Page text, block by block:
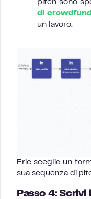
pitch sono
di
un lavoro.
Eric sceglie un
sua sequenza di
Passo 4: